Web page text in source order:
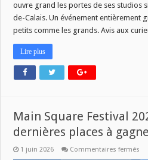
ouvre grand les portes de ses studios
de-Calais. Un événement entièrement
petits comme les grands. Avis aux
Lire plus
Main Square Festival
dernières places à
1 juin 2026 Commentaires fermés